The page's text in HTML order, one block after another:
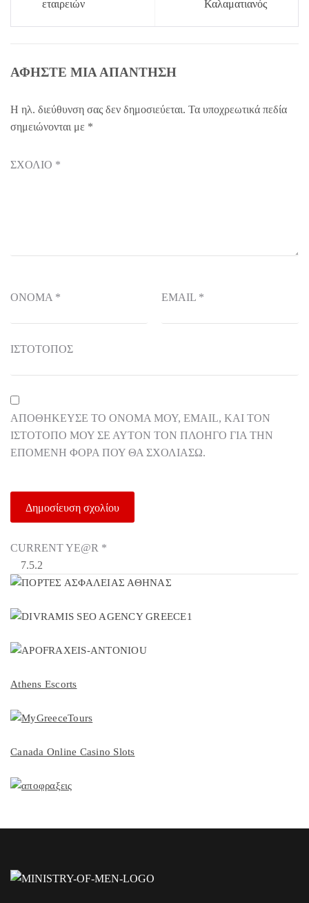
εταιρειών
Καλαματιανός
ΑΦΉΣΤΕ ΜΙΑ ΑΠΆΝΤΗΣΗ
Η ηλ. διεύθυνση σας δεν δημοσιεύεται. Τα υποχρεωτικά πεδία
σημειώνονται με *
ΣΧΌΛΙΟ *
ΌΝΟΜΑ * EMAIL *
ΙΣΤΌΤΟΠΟΣ
ΑΠΟΘΉΚΕΥΣΕ ΤΟ ΌΝΟΜΆ ΜΟΥ, EMAIL, ΚΑΙ ΤΟΝ
ΙΣΤΌΤΟΠΟ ΜΟΥ ΣΕ ΑΥΤΌΝ ΤΟΝ ΠΛΟΗΓΌ ΓΙΑ ΤΗΝ
ΕΠΌΜΕΝΗ ΦΟΡΆ ΠΟΥ ΘΑ ΣΧΟΛΙΆΣΩ.
CURRENT YE@R *
Athens Escorts
Canada Online Casino Slots